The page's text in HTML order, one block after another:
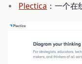
Plectica ：一个